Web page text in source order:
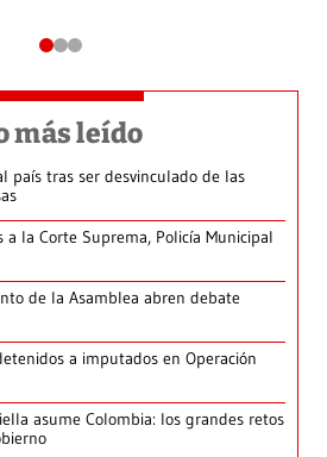
más leído
país tras ser desvinculado de las
a la Corte Suprema, Policía Municipal
de la Asamblea abren debate
a imputados en Operación
asume Colombia: los grandes retos